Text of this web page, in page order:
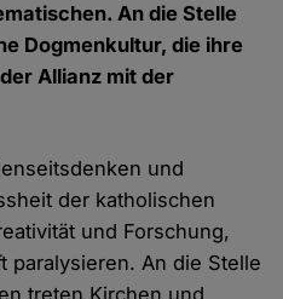
An die Stelle
Dogmenkultur, die ihre
Allianz mit der
und
der katholischen
und Forschung,
paralysieren. An die Stelle